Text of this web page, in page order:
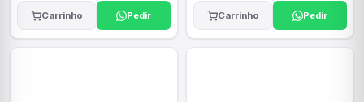
Carrinho Pedir Carrinho Pedir